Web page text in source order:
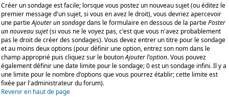
Créer un sondage est facile; lorsque vous postez un nouveau sujet (ou éditez le
premier message d'un sujet, si vous en avez le droit), vous devriez apercevoir
une partieAjouter un sondagedans le formulaire en dessous de la partiePoster
un nouveau sujet(si vous ne le voyez pas, c'est que vous n'avez probablement
pas le droit de créer des sondages). Vous devez entrer un titre pour le sondage
et au moins deux options (pour définir une option, entrez son nom dans le
champ approprié puis cliquez sur le boutonAjouter l'option. Vous pouvez
également définir une date limite pour le sondage; 0 est un sondage infini. Il y a
une limite pour le nombre d'options que vous pourrez établir; cette limite est
fixée par l'administrateur du forum).
Revenir en haut de page